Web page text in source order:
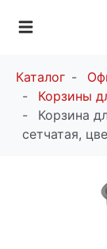
Каталог
Корзины
Корзина
сетчатая,